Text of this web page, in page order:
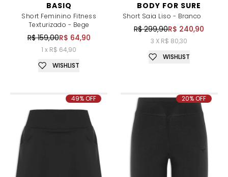
BASIQ
Short Feminino Fitness
Texturizado - Bege
R$ 159,00R$ 64,90
1 x R$ 64,90
WISHLIST
BODY FOR SURE
Short Saia Liso - Branco
R$ 299,90R$ 240,90
3 X R$ 80,30
WISHLIST
49% OFF 20% OFF